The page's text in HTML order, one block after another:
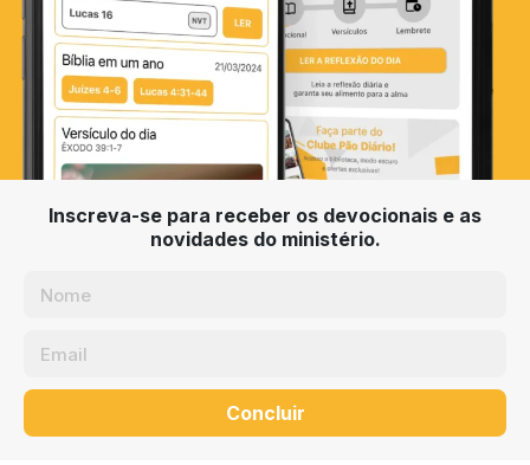
Inscreva-se para receber os devocionais e as
novidades do ministério.
Concluir